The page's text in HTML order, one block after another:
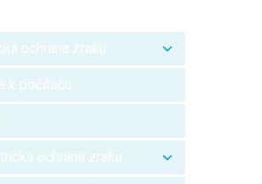
ochrana zraku
k počítaču
ochrana zraku